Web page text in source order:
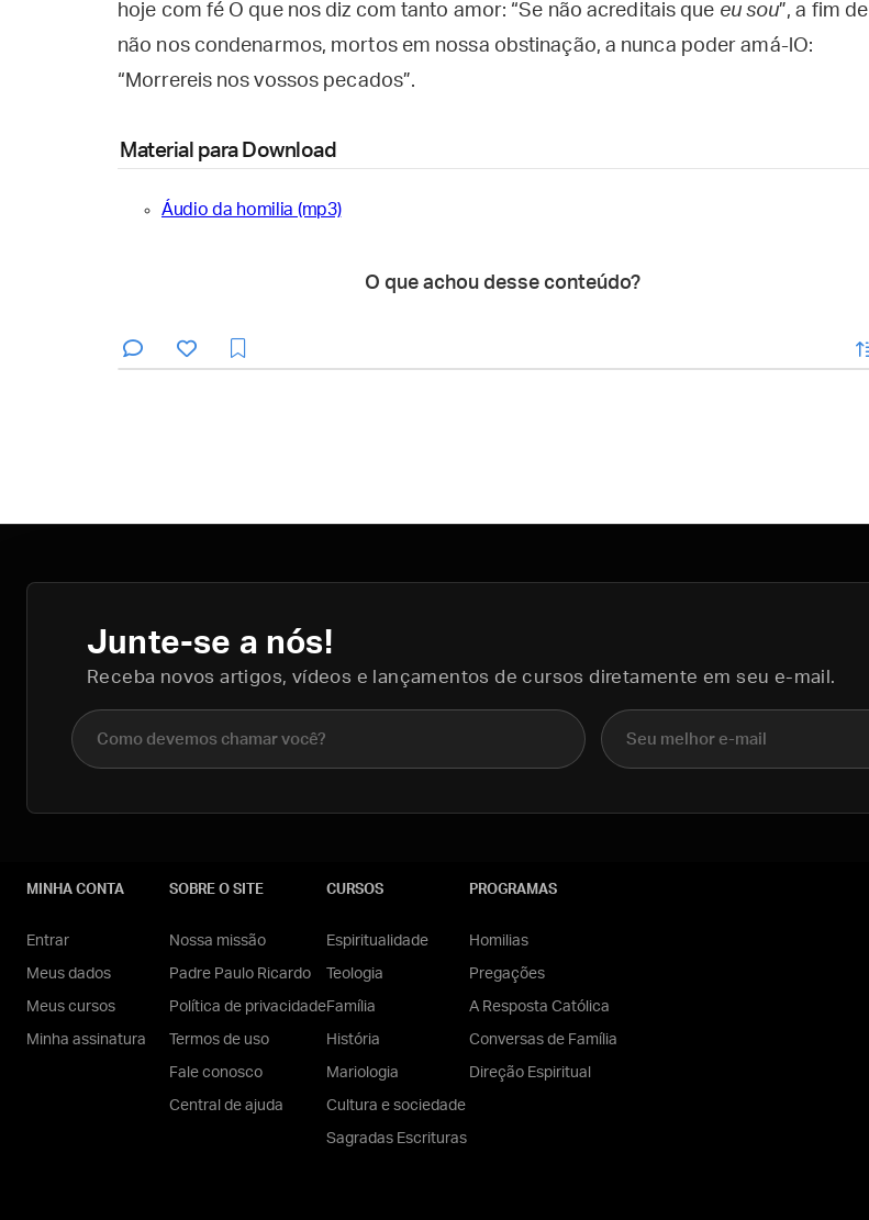
hoje com fé O que nos diz com tanto amor: “Se não acreditais que eu sou”, a fim de
não nos condenarmos, mortos em nossa obstinação, a nunca poder amá-lO:
“Morrereis nos vossos pecados”.
Material para Download
Áudio da homilia (mp3)
O que achou desse conteúdo?
enviar
Junte-se a nós!
Receba novos artigos, vídeos e lançamentos de cursos diretamente em seu e-mail.
Nome completo E-mail
MINHA CONTA
Entrar
Meus dados
Meus cursos
Minha assinatura
SOBRE O SITE
Nossa missão
Padre Paulo Ricardo
Política de privacidade
Termos de uso
Fale conosco
Central de ajuda
CURSOS
Espiritualidade
Teologia
Família
História
Mariologia
Cultura e sociedade
Sagradas Escrituras
PROGRAMAS
Homilias
Pregações
A Resposta Católica
Conversas de Família
Direção Espiritual